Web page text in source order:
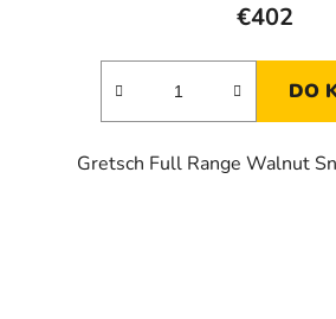
€402
DO
Gretsch Full Range Walnut